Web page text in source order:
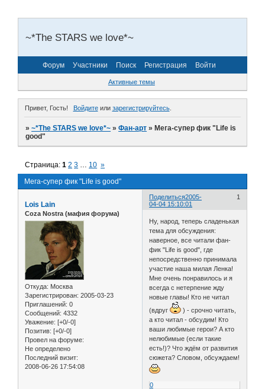
~*The STARS we love*~
Форум Участники Поиск Регистрация Войти
Активные темы
Привет, Гость! Войдитеили зарегистрируйтесь.
»~*The STARS we love*~ »Фан-арт »Мега-супер фик "Life is
good"
Мега-супер фик "Life is good"
Страница:1 2 3 … 10 »
Поделиться 1
2005-
04-04 15:10:01
Lois Lain
Coza Nostra (мафия форума)
Откуда: Москва
Зарегистрирован: 2005-03-23
Приглашений: 0
Сообщений: 4332
Уважение: [+0/-0]
Позитив: [+0/-0]
Провел на форуме:
Не определено
Последний визит:
2008-06-26 17:54:08
Ну, народ, теперь сладенькая
тема для обсуждения:
наверное, все читали фан-
фик "Life is good", где
непосредственно принимала
участие наша милая Ленка!
Мне очень понравилось и я
всегда с нетерпение жду
новые главы! Кто не читал
(вдруг
) - срочно читать,
а кто читал - обсудим! Кто
ваши любимые герои? А кто
нелюбимые (если такие
есть!)? Что ждём от развития
сюжета? Словом, обсуждаем!
0